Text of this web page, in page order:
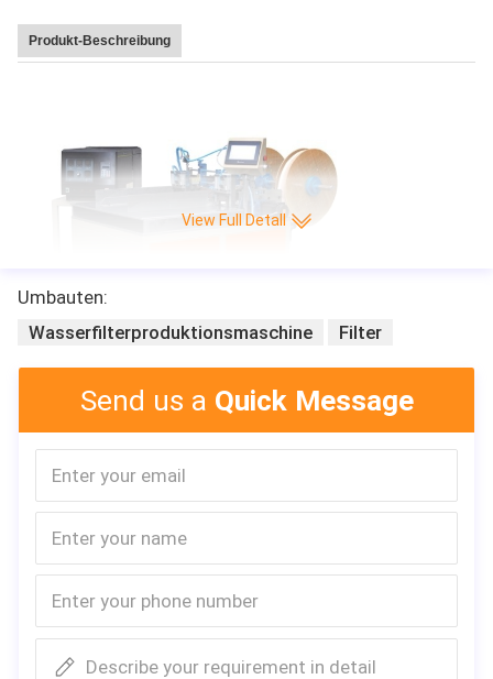
Produkt-Beschreibung
Die Maschine ist für den Klimaanlagenfilter, nachdem man sich g
efaltet hat, abschneidet automatisch die heiße Schmelze, den lan
gen Streifen-förmigen Vliesstoff hauptsächlich passend, der mit b
Spezifikation
1, Produktfähigkeit: 10pcs/min
2, Seiten-Streifen, der Breite klebt: 10-50mm
4, heiße Schmelzheizkraft: 6kw
5, Stromversorgung der heißen Schmelzmaschine: 380v/50Hz
View Full Detall
Umbauten:
Wasserfilterproduktionsmaschine
Filter
Send us a Quick Message
Describe your requirement in detail